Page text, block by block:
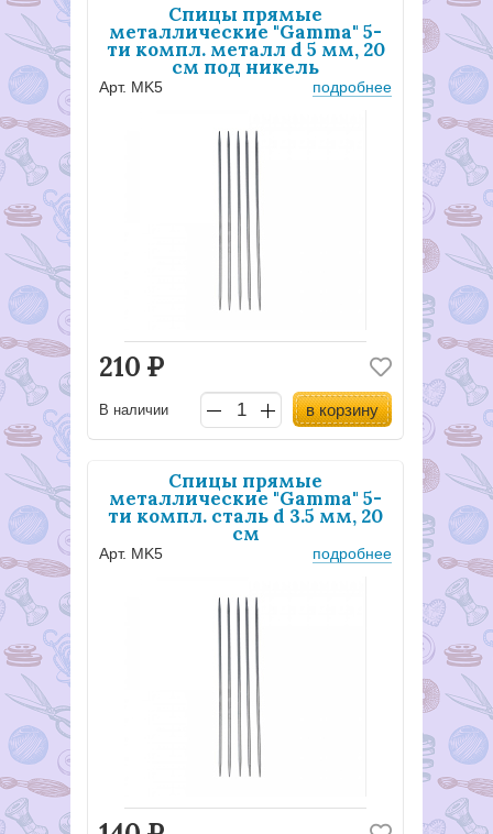
Спицы прямые
металлические "Gamma" 5-
ти компл. металл d 5 мм, 20
см под никель
Арт. MK5 подробнее
210 Р
В наличии в корзину
Спицы прямые
металлические "Gamma" 5-
ти компл. сталь d 3.5 мм, 20
см
Арт. MK5 подробнее